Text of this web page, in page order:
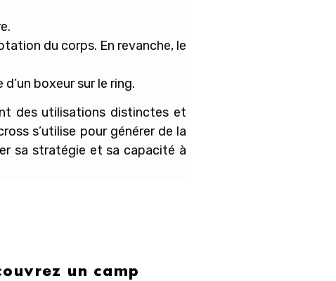
du corps. En revanche, le
boxeur sur le ring.
des utilisations distinctes et
s’utilise pour générer de la
sa stratégie et sa capacité à
un camp